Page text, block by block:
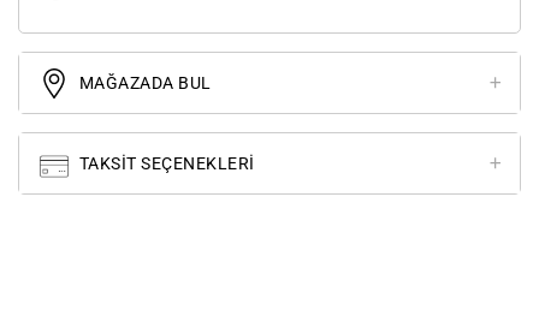
MAĞAZADA BUL
TAKSIT SEÇENEKLERI